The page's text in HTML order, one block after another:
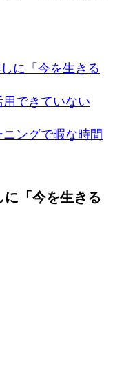
に「今を生きる
できていない
ングで暇な時間
「今を生きる